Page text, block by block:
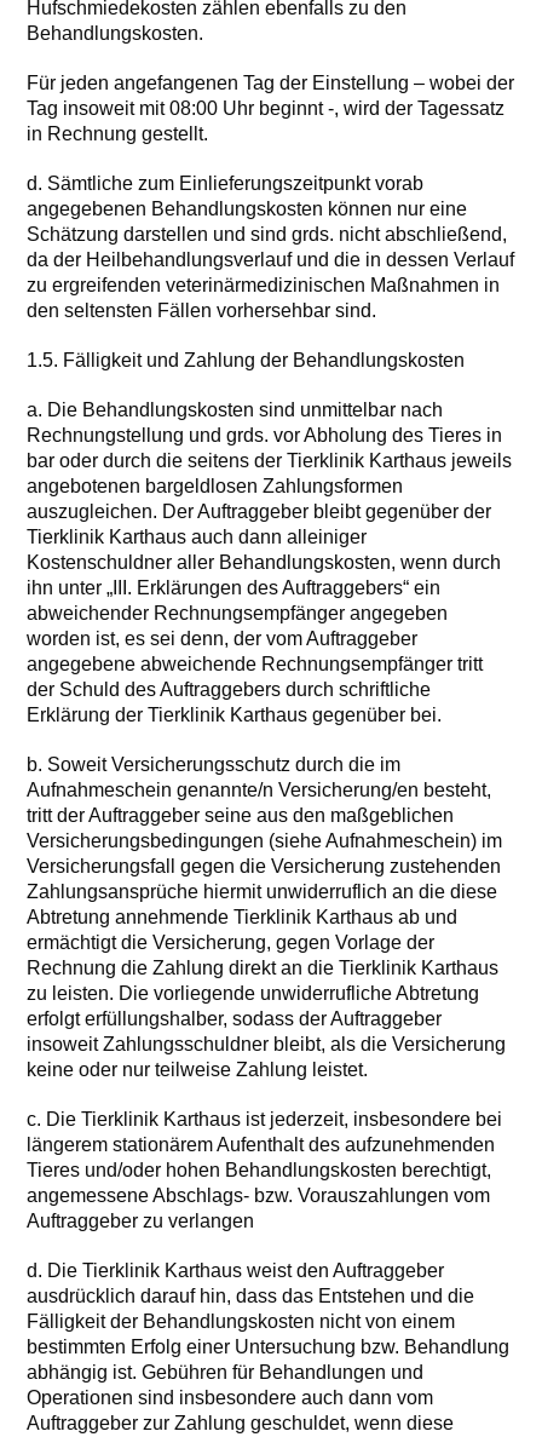
Hufschmiedekosten zählen ebenfalls zu den
Behandlungskosten.
Für jeden angefangenen Tag der Einstellung – wobei der
Tag insoweit mit 08:00 Uhr beginnt -, wird der Tagessatz
in Rechnung gestellt.
d. Sämtliche zum Einlieferungszeitpunkt vorab
angegebenen Behandlungskosten können nur eine
Schätzung darstellen und sind grds. nicht abschließend,
da der Heilbehandlungsverlauf und die in dessen Verlauf
zu ergreifenden veterinärmedizinischen Maßnahmen in
den seltensten Fällen vorhersehbar sind.
1.5. Fälligkeit und Zahlung der Behandlungskosten
a. Die Behandlungskosten sind unmittelbar nach
Rechnungstellung und grds. vor Abholung des Tieres in
bar oder durch die seitens der Tierklinik Karthaus jeweils
angebotenen bargeldlosen Zahlungsformen
auszugleichen. Der Auftraggeber bleibt gegenüber der
Tierklinik Karthaus auch dann alleiniger
Kostenschuldner aller Behandlungskosten, wenn durch
ihn unter „III. Erklärungen des Auftraggebers“ ein
abweichender Rechnungsempfänger angegeben
worden ist, es sei denn, der vom Auftraggeber
angegebene abweichende Rechnungsempfänger tritt
der Schuld des Auftraggebers durch schriftliche
Erklärung der Tierklinik Karthaus gegenüber bei.
b. Soweit Versicherungsschutz durch die im
Aufnahmeschein genannte/n Versicherung/en besteht,
tritt der Auftraggeber seine aus den maßgeblichen
Versicherungsbedingungen (siehe Aufnahmeschein) im
Versicherungsfall gegen die Versicherung zustehenden
Zahlungsansprüche hiermit unwiderruflich an die diese
Abtretung annehmende Tierklinik Karthaus ab und
ermächtigt die Versicherung, gegen Vorlage der
Rechnung die Zahlung direkt an die Tierklinik Karthaus
zu leisten. Die vorliegende unwiderrufliche Abtretung
erfolgt erfüllungshalber, sodass der Auftraggeber
insoweit Zahlungsschuldner bleibt, als die Versicherung
keine oder nur teilweise Zahlung leistet.
c. Die Tierklinik Karthaus ist jederzeit, insbesondere bei
längerem stationärem Aufenthalt des aufzunehmenden
Tieres und/oder hohen Behandlungskosten berechtigt,
angemessene Abschlags- bzw. Vorauszahlungen vom
Auftraggeber zu verlangen
d. Die Tierklinik Karthaus weist den Auftraggeber
ausdrücklich darauf hin, dass das Entstehen und die
Fälligkeit der Behandlungskosten nicht von einem
bestimmten Erfolg einer Untersuchung bzw. Behandlung
abhängig ist. Gebühren für Behandlungen und
Operationen sind insbesondere auch dann vom
Auftraggeber zur Zahlung geschuldet, wenn diese